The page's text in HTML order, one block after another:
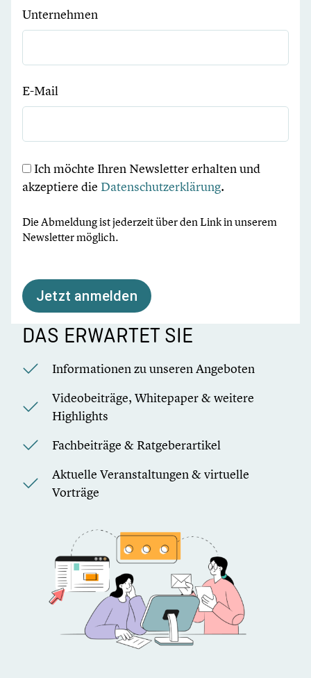
Unternehmen
E-Mail
Ich möchte Ihren Newsletter erhalten und
akzeptiere die Datenschutzerklärung.
Die Abmeldung ist jederzeit über den Link in unserem
Newsletter möglich.
Jetzt anmelden
DAS ERWARTET SIE
Informationen zu unseren Angeboten
Videobeiträge, Whitepaper & weitere
Highlights
Fachbeiträge & Ratgeberartikel
Aktuelle Veranstaltungen & virtuelle
Vorträge